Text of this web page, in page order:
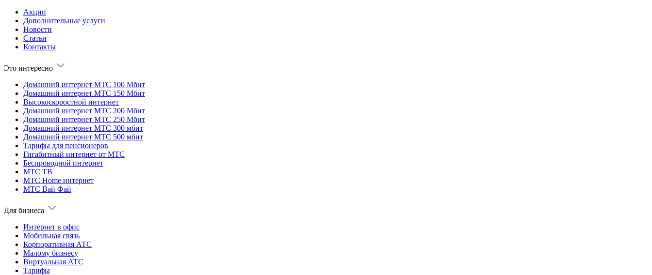
Акции
Дополнительные услуги
Новости
Статьи
Контакты
Это интересно
Домашний интернет МТС 100 Мбит
Домашний интернет МТС 150 Мбит
Высокоскоростной интернет
Домашний интернет МТС 200 Мбит
Домашний интернет МТС 250 Мбит
Домашний интернет МТС 300 мбит
Домашний интернет МТС 500 мбит
Тарифы для пенсионеров
Гигабитный интернет от МТС
Беспроводной интернет
МТС ТВ
МТС Home интернет
МТС Вай Фай
Для бизнеса
Интернет в офис
Мобильная связь
Корпоративная АТС
Малому бизнесу
Виртуальная АТС
Тарифы